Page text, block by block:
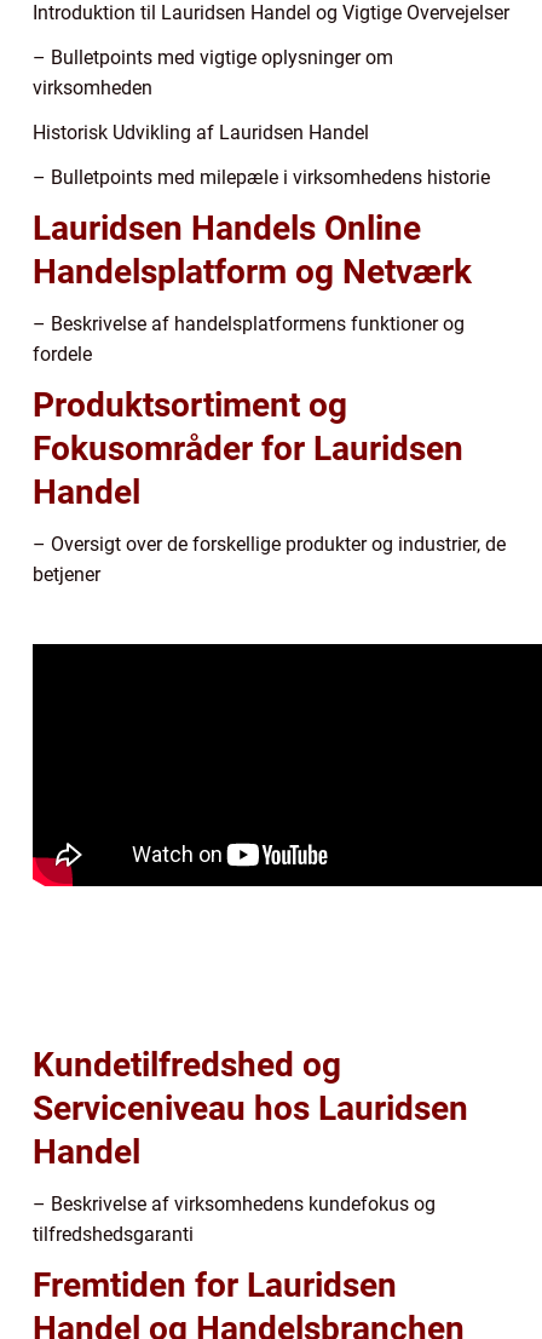
Introduktion til Lauridsen Handel og Vigtige Overvejelser
– Bulletpoints med vigtige oplysninger om
virksomheden
Historisk Udvikling af Lauridsen Handel
– Bulletpoints med milepæle i virksomhedens historie
Lauridsen Handels Online
Handelsplatform og Netværk
– Beskrivelse af handelsplatformens funktioner og
fordele
Produktsortiment og
Fokusområder for Lauridsen
Handel
– Oversigt over de forskellige produkter og industrier, de
betjener
Kundetilfredshed og
Serviceniveau hos Lauridsen
Handel
– Beskrivelse af virksomhedens kundefokus og
tilfredshedsgaranti
Fremtiden for Lauridsen
Handel og Handelsbranchen